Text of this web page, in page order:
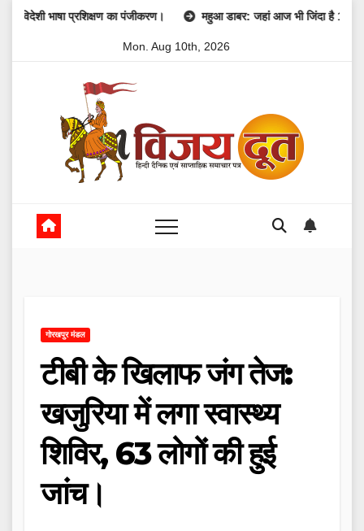
Skipप्रशिक्षण का पंजीकरण। महुआ डाबर: जहां आज भी जिंदा है 1857 की क्रांति
Mon. Aug 10th, 2026
गोरखपुर मंडल
टीबी के खिलाफ जंग तेज:
खजुरिया में लगा स्वास्थ्य
शिविर, 63 लोगों की हुई
जांच।